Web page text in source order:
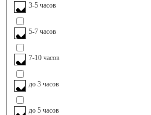
3-5 часов
5-7 часов
7-10 часов
до 3 часов
до 5 часов